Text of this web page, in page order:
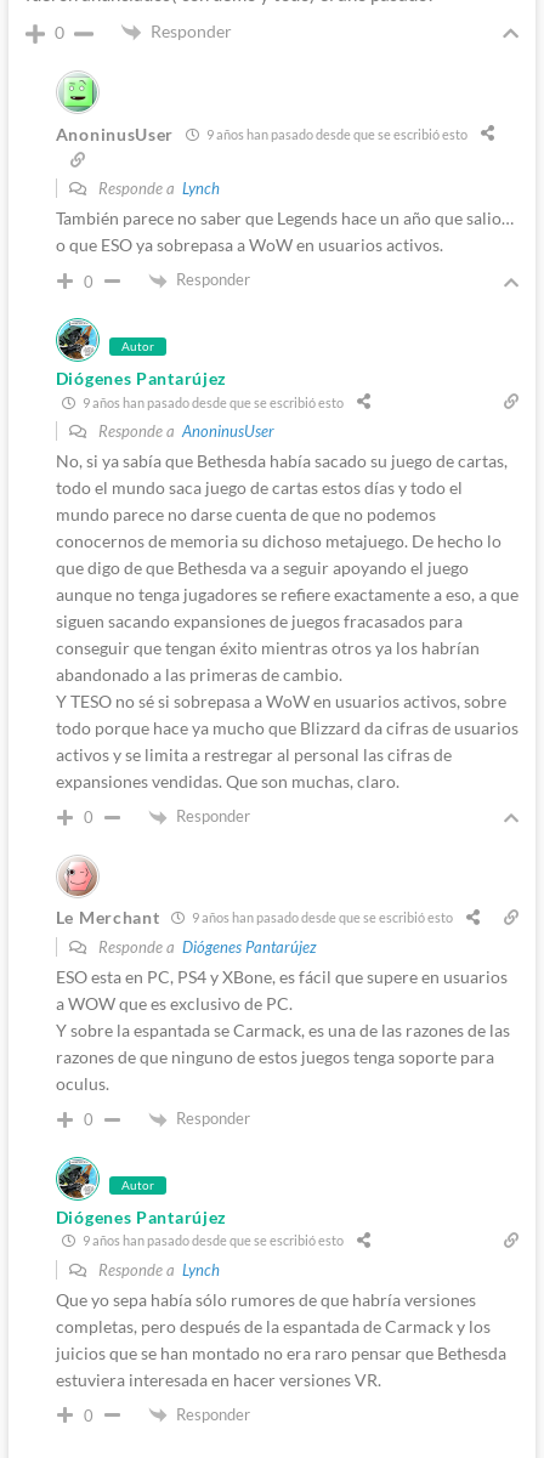
0 Responder
AnoninusUser 9 años han pasado desde que se escribió esto
Responde a Lynch
También parece no saber que Legends hace un año que salio…
o que ESO ya sobrepasa a WoW en usuarios activos.
0 Responder
Autor
Diógenes Pantarújez
9 años han pasado desde que se escribió esto
Responde a AnoninusUser
No, si ya sabía que Bethesda había sacado su juego de cartas,
todo el mundo saca juego de cartas estos días y todo el
mundo parece no darse cuenta de que no podemos
conocernos de memoria su dichoso metajuego. De hecho lo
que digo de que Bethesda va a seguir apoyando el juego
aunque no tenga jugadores se refiere exactamente a eso, a que
siguen sacando expansiones de juegos fracasados para
conseguir que tengan éxito mientras otros ya los habrían
abandonado a las primeras de cambio.
Y TESO no sé si sobrepasa a WoW en usuarios activos, sobre
todo porque hace ya mucho que Blizzard da cifras de usuarios
activos y se limita a restregar al personal las cifras de
expansiones vendidas. Que son muchas, claro.
0 Responder
Le Merchant 9 años han pasado desde que se escribió esto
Responde a Diógenes Pantarújez
ESO esta en PC, PS4 y XBone, es fácil que supere en usuarios
a WOW que es exclusivo de PC.
Y sobre la espantada se Carmack, es una de las razones de las
razones de que ninguno de estos juegos tenga soporte para
oculus.
0 Responder
Autor
Diógenes Pantarújez
9 años han pasado desde que se escribió esto
Responde a Lynch
Que yo sepa había sólo rumores de que habría versiones
completas, pero después de la espantada de Carmack y los
juicios que se han montado no era raro pensar que Bethesda
estuviera interesada en hacer versiones VR.
0 Responder